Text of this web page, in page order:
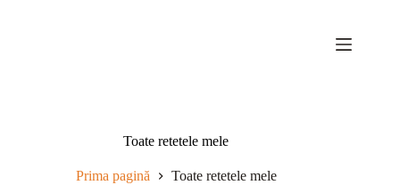
Toate retetele mele
Prima pagină Toate retetele mele